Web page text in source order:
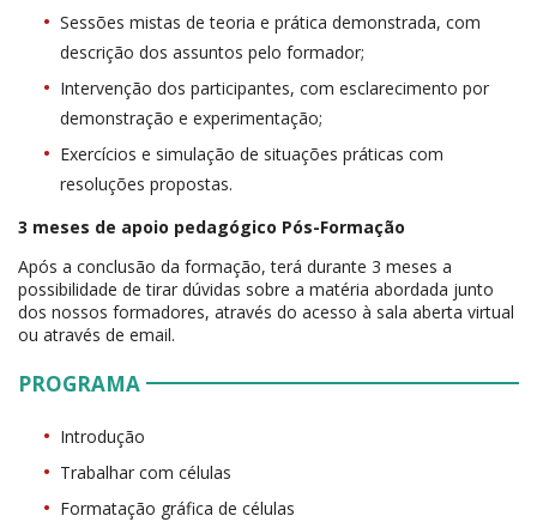
Sessões mistas de teoria e prática demonstrada, com
descrição dos assuntos pelo formador;
Intervenção dos participantes, com esclarecimento por
demonstração e experimentação;
Exercícios e simulação de situações práticas com
resoluções propostas.
3 meses de apoio pedagógico Pós-Formação
Após a conclusão da formação, terá durante 3 meses a
possibilidade de tirar dúvidas sobre a matéria abordada junto
dos nossos formadores, através do acesso à sala aberta virtual
ou através de email.
PROGRAMA
Introdução
Trabalhar com células
Formatação gráfica de células